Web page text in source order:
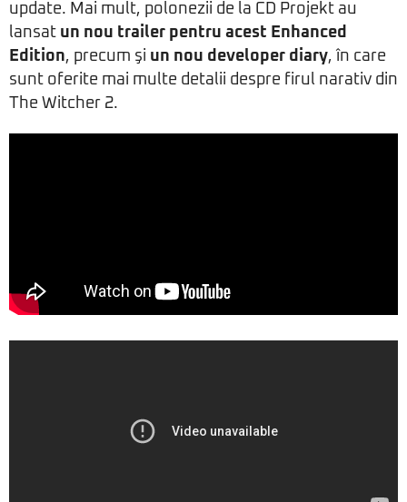
update. Mai mult, polonezii de la CD Projekt au
lansat un nou trailer pentru acest Enhanced
Edition, precum şi un nou developer diary, în care
sunt oferite mai multe detalii despre firul narativ din
The Witcher 2.